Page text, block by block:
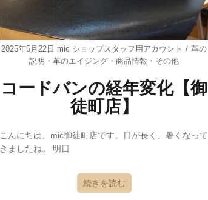
2025年5月22日 mic ショップスタッフ用アカウント
革の
説明 ・革のエイジング ・商品情報 ・ その他
コードバンの経年変化【御
徒町店】
こんにちは、mic御徒町店です。日が長く、暑くなって
きましたね。 明日
続きを読む